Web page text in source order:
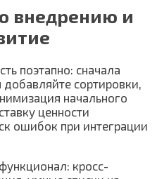
внедрению и
поэтапно: сначала
сортировки,
начального
ценности
ошибок при интеграции
кросс-